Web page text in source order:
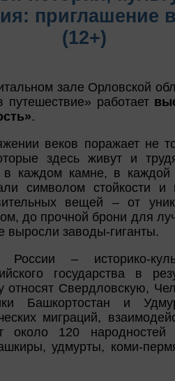
приглашение
(12+)
зале Орловской
работает
.
веков поражает не
здесь живут и
каждом камне, в каждой
символом стойкости
вещей – от
до прочной брони для
выросли заводы-гиганты.
России – историко-
государства в
Свердловскую,
Башкортостан и
миграций,
около 120
удмурты, коми-